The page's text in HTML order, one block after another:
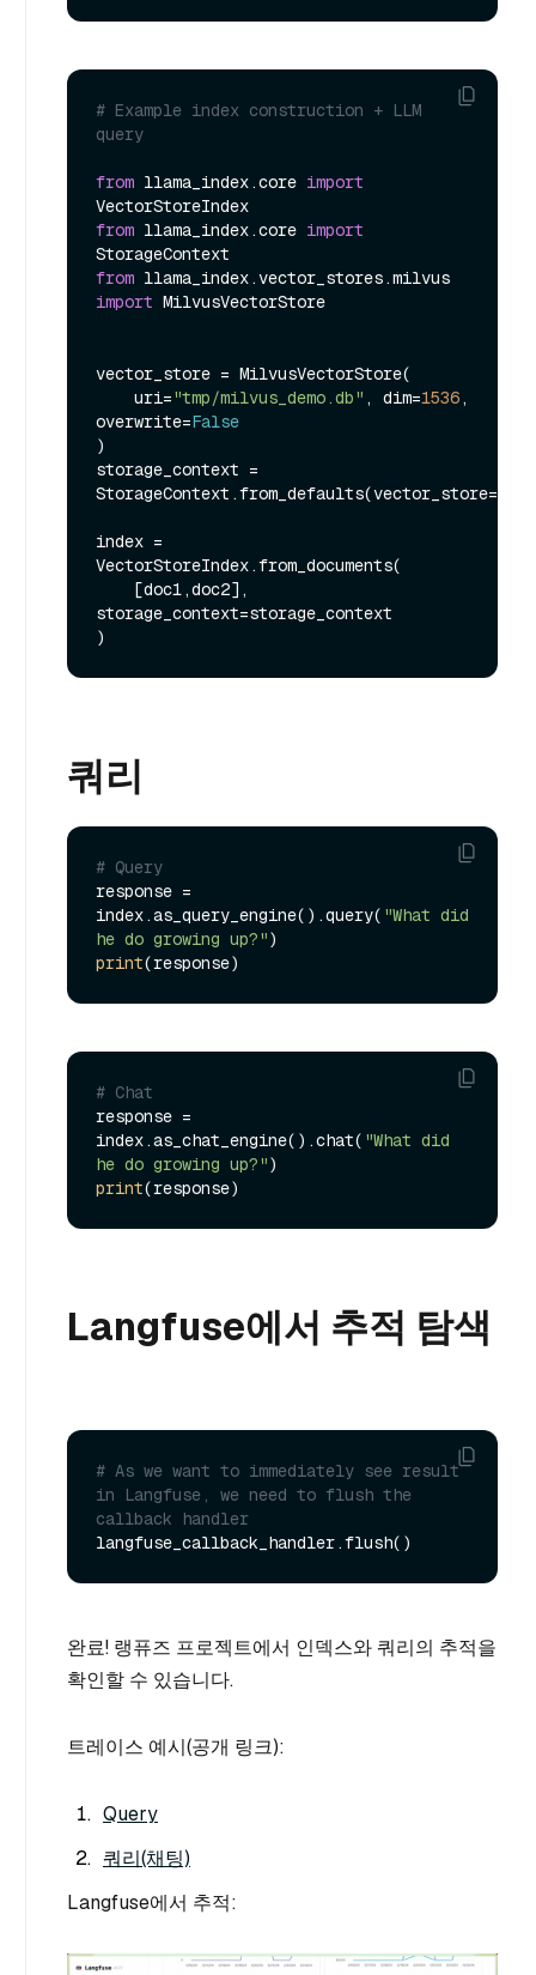
# Example index construction + LLM
query
from llama_index.core import
from llama_index.core import
from
import MilvusVectorStore
vector_store = MilvusVectorStore(
    uri=
"tmp/milvus_demo.db" , dim=1536,
overwrite=False
)
storage_context =
index =
VectorStoreIndex.from_documents(
storage_context=storage_context
쿼리
# Query
response =
index.as_query_engine().query( "What did
he do growing up?"
print
# Chat
response =
index.as_chat_engine().chat( "What did
he do growing up?"
print
Langfuse에서 추적 탐색
# As we want to immediately see result
in Langfuse, we need to flush the
callback handler
완료! 랭퓨즈 프로젝트에서 인덱스와 쿼리의 추적을
확인할 수 있습니다.
트레이스 예시(공개 링크):
Query
쿼리(채팅)
Langfuse에서 추적: